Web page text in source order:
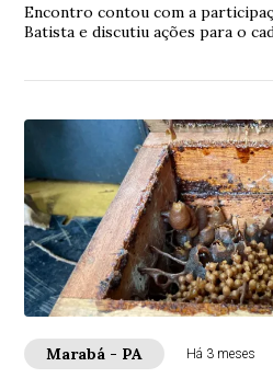
Encontro contou com a
Batista e discutiu ações para o
Marabá - PA Há 3 meses